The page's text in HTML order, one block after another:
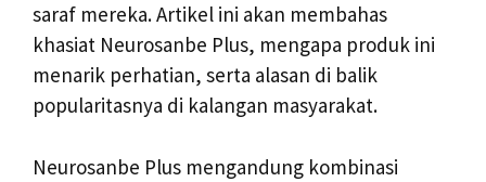
saraf mereka. Artikel ini akan membahas
khasiat Neurosanbe Plus, mengapa produk ini
menarik perhatian, serta alasan di balik
popularitasnya di kalangan masyarakat.
Neurosanbe Plus mengandung kombinasi